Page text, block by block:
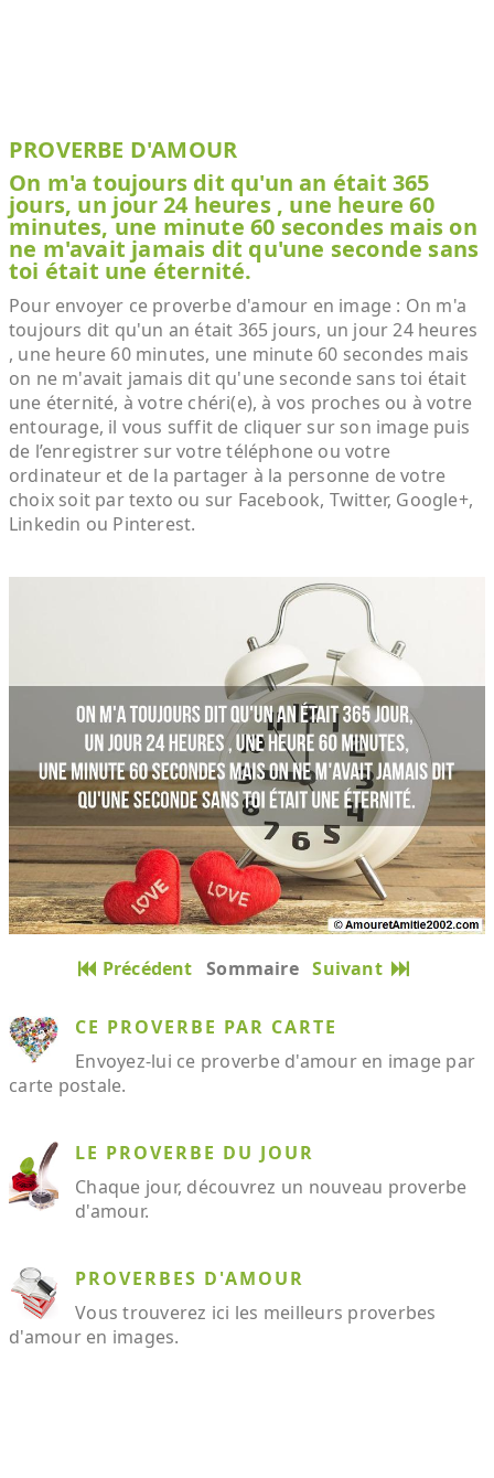
PROVERBE D'AMOUR
On m'a toujours dit qu'un an était 365
jours, un jour 24 heures , une heure 60
minutes, une minute 60 secondes mais on
ne m'avait jamais dit qu'une seconde sans
toi était une éternité.
Pour envoyer ce proverbe d'amour en image : On m'a
toujours dit qu'un an était 365 jours, un jour 24 heures
, une heure 60 minutes, une minute 60 secondes mais
on ne m'avait jamais dit qu'une seconde sans toi était
une éternité, à votre chéri(e), à vos proches ou à votre
entourage, il vous suffit de cliquer sur son image puis
de l’enregistrer sur votre téléphone ou votre
ordinateur et de la partager à la personne de votre
choix soit par texto ou sur Facebook, Twitter, Google+,
Linkedin ou Pinterest.
Précédent Sommaire Suivant
CE PROVERBE PAR CARTE
Envoyez-lui ce proverbe d'amour en image par
carte postale.
LE PROVERBE DU JOUR
Chaque jour, découvrez un nouveau proverbe
d'amour.
PROVERBES D'AMOUR
Vous trouverez ici les meilleurs proverbes
d'amour en images.